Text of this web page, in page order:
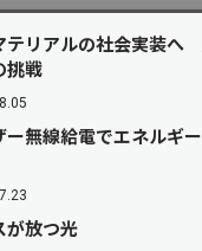
テリアルの社会実装へ
挑戦
ー無線給電でエネルギ
が放つ光